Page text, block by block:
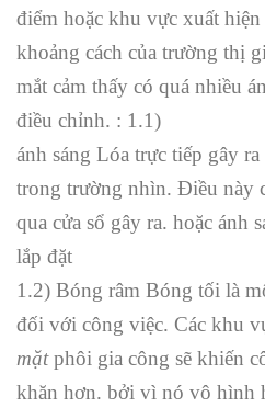
điểm hoặc khu vực xuất
khoảng cách của trường thị
mắt cảm thấy có quá nhiều
điều chỉnh. : 1.1)
ánh sáng Lóa trực tiếp gây
trong trường nhìn. Điều này
qua cửa sổ gây ra. hoặc ánh
lắp đặt
1.2) Bóng râm Bóng tối là
đối với công việc. Các khu
mặtphôi gia công sẽ khiến
khăn hơn. bởi vì nó vô hình